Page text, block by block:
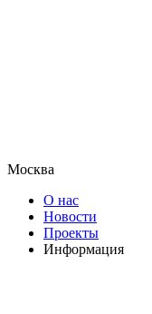
Москва
О нас
Новости
Проекты
Информация